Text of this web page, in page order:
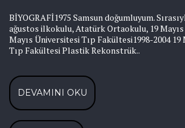
BİYOGRAFİ1975 Samsun doğumluyum.
ağustos ilkokulu, Atatürk Ortaokulu, 19 Mayıs
Mayıs Üniversitesi Tıp Fakültesi1998-2004 19
Tıp Fakültesi Plastik Rekonstrük..
DEVAMINI OKU